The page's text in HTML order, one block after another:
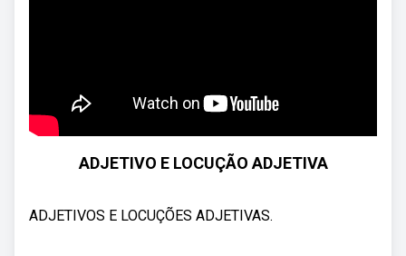
ADJETIVO E LOCUÇÃO ADJETIVA
ADJETIVOS E LOCUÇÕES ADJETIVAS.